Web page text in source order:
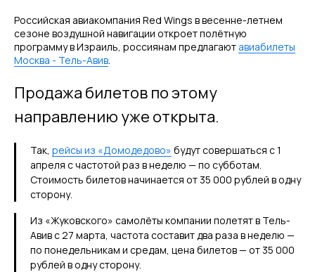
Российская авиакомпания Red Wings в весенне-летнем
сезоне воздушной навигации откроет полётную
программу в Израиль, россиянам предлагают авиабилеты
Москва - Тель-Авив.
Продажа билетов по этому
направлению уже открыта.
Так, рейсы из «Домодедово» будут совершаться с 1
апреля с частотой раз в неделю — по субботам.
Стоимость билетов начинается от 35 000 рублей в одну
сторону.
Из «Жуковского» самолёты компании полетят в Тель-
Авив с 27 марта, частота составит два раза в неделю —
по понедельникам и средам, цена билетов — от 35 000
рублей в одну сторону.